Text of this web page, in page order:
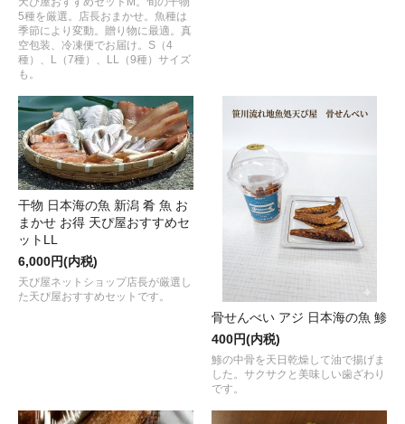
5種を厳選。店長おまかせ。魚種は
季節により変動。贈り物に最適。真
空包装、冷凍便でお届け。S（4
種）、L（7種）、LL（9種）サイズ
も。
干物 日本海の魚 新潟 肴 魚 お
まかせ お得 天ぴ屋おすすめセ
ットLL
6,000円(内税)
天ぴ屋ネットショップ店長が厳選し
た天ぴ屋おすすめセットです。
骨せんべい アジ 日本海の魚 鯵
400円(内税)
鯵の中骨を天日乾燥して油で揚げま
した。サクサクと美味しい歯ざわり
です。